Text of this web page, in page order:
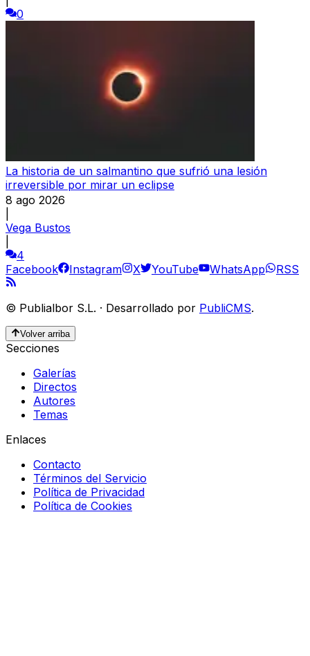
0
La historia de un salmantino que sufrió una lesión
irreversible por mirar un eclipse
8 ago 2026
Vega Bustos
4
Facebook
Instagram X YouTube WhatsApp RSS
© Publialbor S.L. · Desarrollado por PubliCMS.
Volver arriba
Secciones
Galerías
Directos
Autores
Temas
Enlaces
Contacto
Términos del Servicio
Política de Privacidad
Política de Cookies